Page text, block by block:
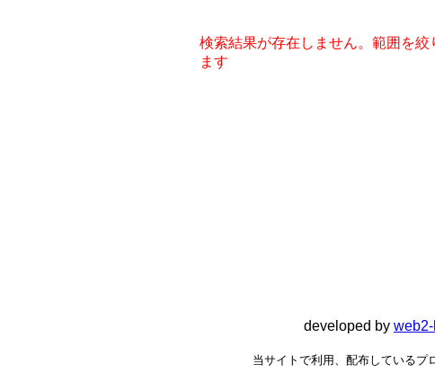
検索結果が存在しません。範囲を
ます
developed by
当サイトで利用、配布しているプ